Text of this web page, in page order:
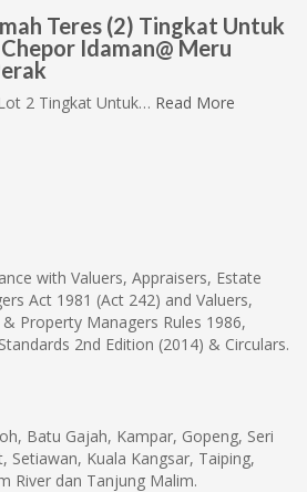
Teres (2) Tingkat Untuk
Idaman@ Meru
2 Tingkat Untuk… Read More
with Valuers, Appraisers, Estate
Act 1981 (Act 242) and Valuers,
Property Managers Rules 1986,
2nd Edition (2014) & Circulars.
Batu Gajah, Kampar, Gopeng, Seri
Setiawan, Kuala Kangsar, Taiping,
River dan Tanjung Malim.